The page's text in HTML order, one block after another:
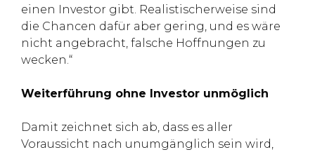
einen Investor gibt. Realistischerweise sind
die Chancen dafür aber gering, und es wäre
nicht angebracht, falsche Hoffnungen zu
wecken.“
Weiterführung ohne Investor unmöglich
Damit zeichnet sich ab, dass es aller
Voraussicht nach unumgänglich sein wird,